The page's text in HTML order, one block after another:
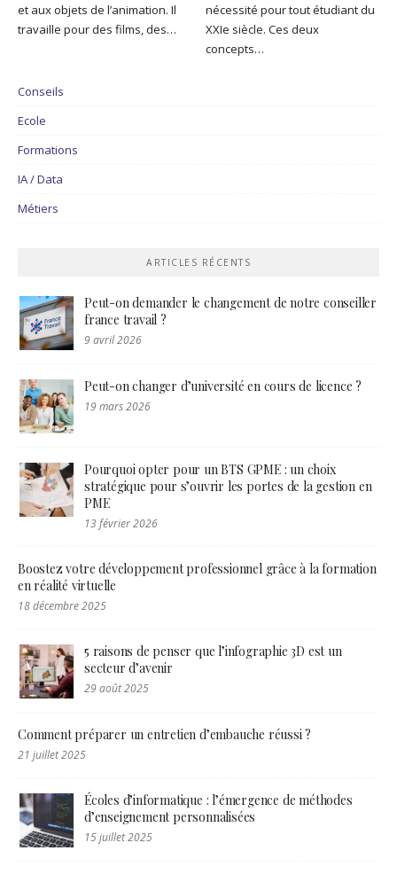
et aux objets de l’animation. Il
travaille pour des films, des…
nécessité pour tout étudiant du
XXIe siècle. Ces deux
concepts…
Conseils
Ecole
Formations
IA / Data
Métiers
ARTICLES RÉCENTS
Peut-on demander le changement de notre conseiller
france travail ?
9 avril 2026
Peut-on changer d’université en cours de licence ?
19 mars 2026
Pourquoi opter pour un BTS GPME : un choix
stratégique pour s’ouvrir les portes de la gestion en
PME
13 février 2026
Boostez votre développement professionnel grâce à la formation
en réalité virtuelle
18 décembre 2025
5 raisons de penser que l’infographie 3D est un
secteur d’avenir
29 août 2025
Comment préparer un entretien d’embauche réussi ?
21 juillet 2025
Écoles d’informatique : l’émergence de méthodes
d’enseignement personnalisées
15 juillet 2025